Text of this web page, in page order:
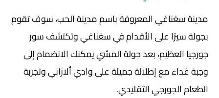
مدينة سغناغي المعروفة باسم مدينة الحب، سوف تقوم
بجولة سيرًا على الأقدام في سغناغي وتكتشف سور
جورجيا العظيم، بعد جولة المشي يمكنك الانضمام إلى
وجبة غداء مع إطلالة جميلة على وادي ألازاني وتجربة
الطعام الجورجي التقليدي.